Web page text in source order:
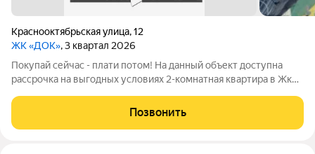
Краснооктябрьская улица,12
ЖК «ДОК», 3 квартал 2026
Покупай сейчас - плати потом! На данный объект доступна
рассрочка на выгодных условиях 2-комнатная квартира в Жк
ценит статус, комфорт и своё время! 5 минут до набережной!
Квартира для кого?
Позвонить